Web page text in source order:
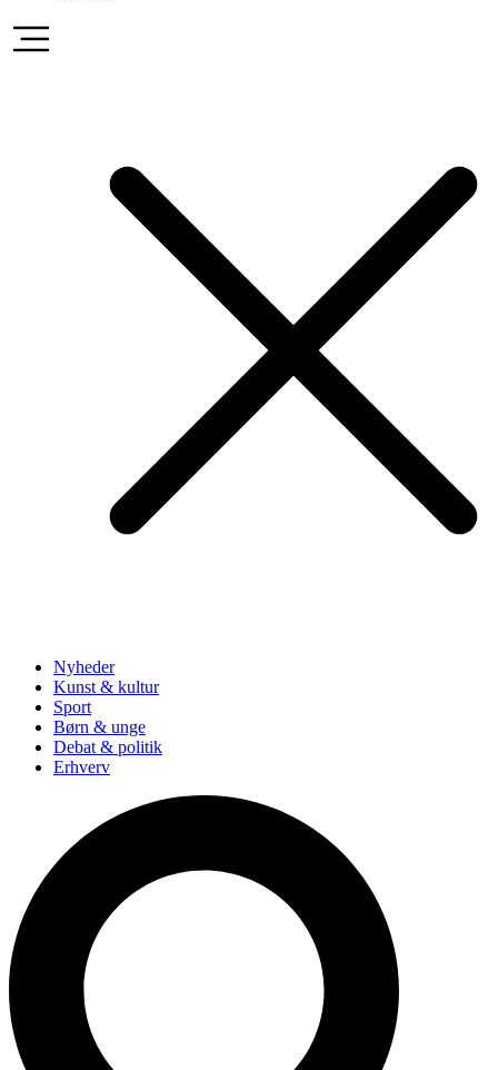
Nyheder
Kunst & kultur
Sport
Børn & unge
Debat & politik
Erhverv